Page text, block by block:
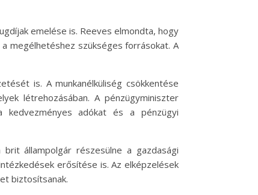
emelése is. Reeves elmondta, hogy
megélhetéshez szükséges forrásokat. A
is. A munkanélküliség csökkentése
létrehozásában. A pénzügyminiszter
kedvezményes adókat és a pénzügyi
állampolgár részesülne a gazdasági
erősítése is. Az elképzelések
biztosítsanak.